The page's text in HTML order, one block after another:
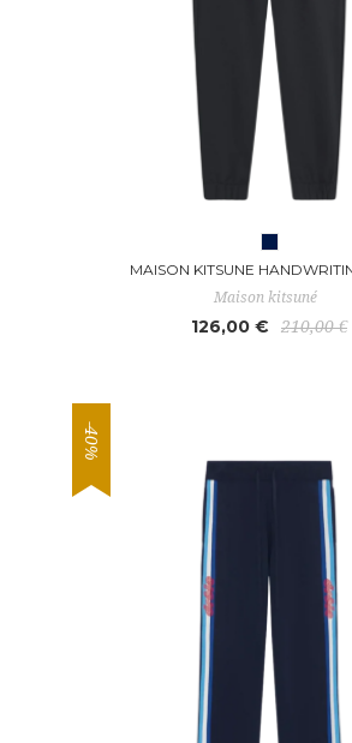
MAISON KITSUNE
Maison kitsuné
126,00 € 210,00 €
-40%